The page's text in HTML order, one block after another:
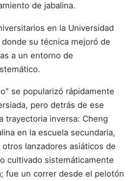
de jabalina.
en la Universidad
su técnica mejoró de
a un entorno de
se popularizó rápidamente
pero detrás de ese
trayectoria inversa: Cheng
en la escuela secundaria,
lanzadores asiáticos de
cultivado sistemáticamente
fue un correr desde el pelotón